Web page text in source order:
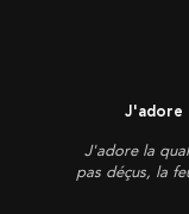
J'adore
J'adore la
pas déçus, la